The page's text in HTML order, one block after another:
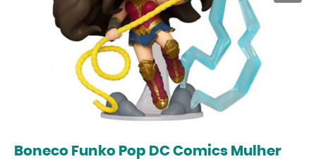
Boneco Funko Pop DC Comics Mulher